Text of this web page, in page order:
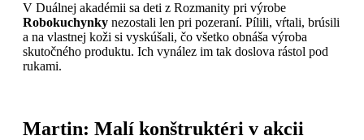
V Duálnej akadémii sa deti z Rozmanity pri výrobe
Robokuchynky nezostali len pri pozeraní. Pílili, vŕtali, brúsili
a na vlastnej koži si vyskúšali, čo všetko obnáša výroba
skutočného produktu. Ich vynález im tak doslova rástol pod
rukami.
Martin: Malí konštruktéri v akcii